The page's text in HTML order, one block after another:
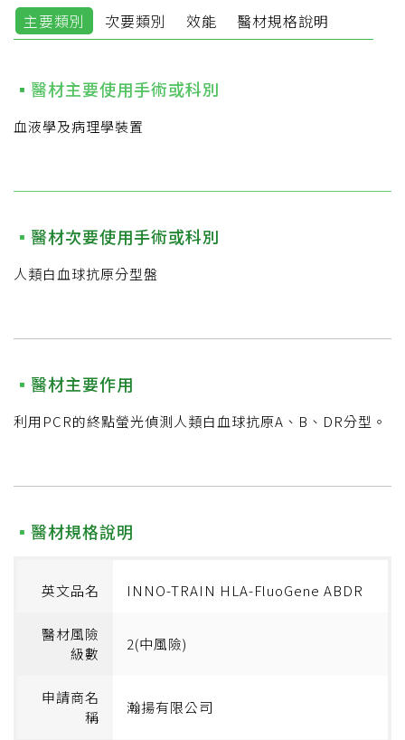
主要類別 次要類別 效能 醫材規格說明
醫材主要使用手術或科別
血液學及病理學裝置
醫材次要使用手術或科別
人類白血球抗原分型盤
醫材主要作用
利用PCR的終點螢光偵測人類白血球抗原A、B、DR分型。
醫材規格說明
英文品名 INNO-TRAIN HLA-FluoGene ABDR
醫材風險
級數
2(中風險)
申請商名
稱
瀚揚有限公司